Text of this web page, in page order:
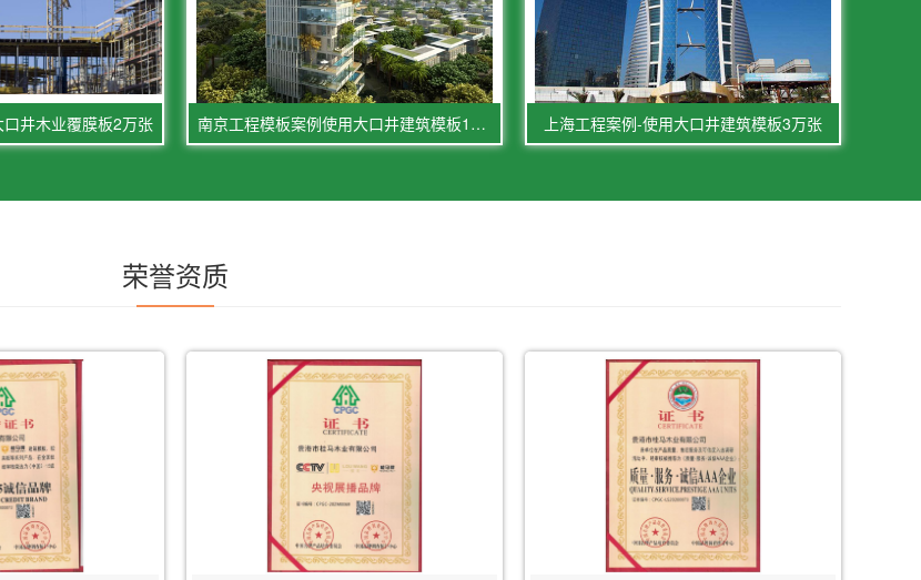
井木业覆膜板2万张 南京工程模板案例使用大口井建筑模板1万张 上海工程案例-使用大口井建筑模板3万张
荣誉资质